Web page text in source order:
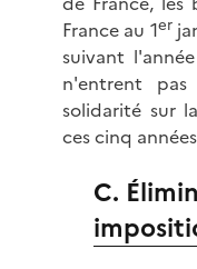
France au 1er
suivant
n'entrent
solidarité sur
ces cinq
C.